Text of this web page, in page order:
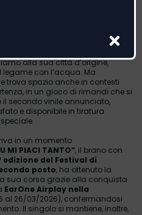
L’artwork racchiude in sé tutti i
alla sua città d’origine,
legame con l’acqua. Ma
trova spazio anche in contesti
in un gioco di rimandi che si
il secondo vinile annunciato,
e disponibile in tiratura
in un momento
MI PIACI TANTO”, il brano con
edizione del Festival di
posto, ha ottenuto la
sua corsa grazie alla conquista
EarOne Airplay nella
al 26/03/2026), confermandosi
Il singolo si mantiene, inoltre,